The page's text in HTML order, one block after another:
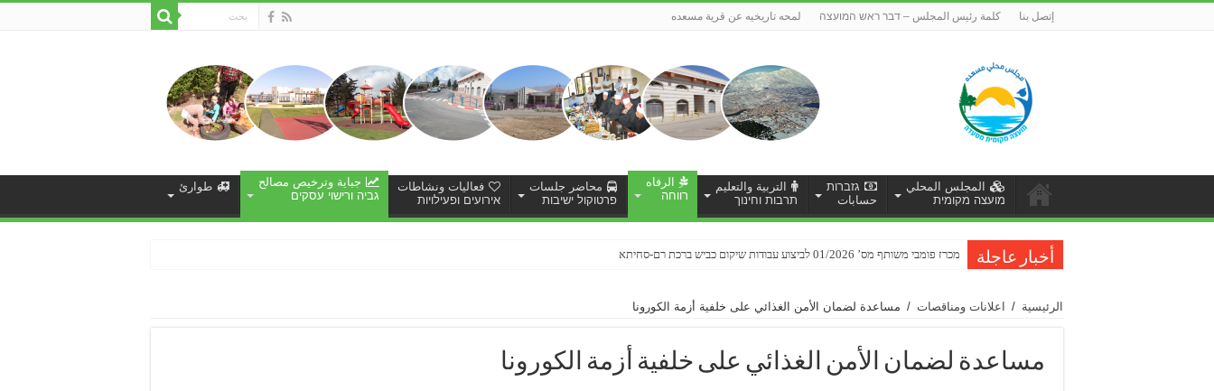
إتصل بنا كلمة رئيس المجلس – דבר ראש המועצה لمحه تاريخيه عن قرية مسعده
المجلس المحلي
מועצה מקומית
גזברות
حسابات
التربية والتعليم
תרבות וחינוך
الرفاه
רווחה
محاضر جلسات
פרטוקול ישיבות
فعاليات ونشاطات
אירועים ופעילויות
جباية وترخيص مصالح
גביה ורישוי עסקים
طوارئ
أخبار عاجلة מכרז פומבי משותף מס’ 01/2026 לביצוע עבודות שיקום כביש ברכת רם-סחיתא
הזמנה להגשת הצעות מחיר למתן שירותי מדידת מצב קיים לצורך תכנון מפורט לשכונת אלחפור
الرئيسية / اعلانات ومناقصات / مساعدة لضمان الأمن الغذائي على خلفية أزمة الكورونا
مساعدة لضمان الأمن الغذائي على خلفية أزمة الكورونا